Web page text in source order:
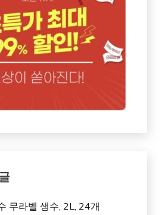
무라벨 생수, 2L, 24개